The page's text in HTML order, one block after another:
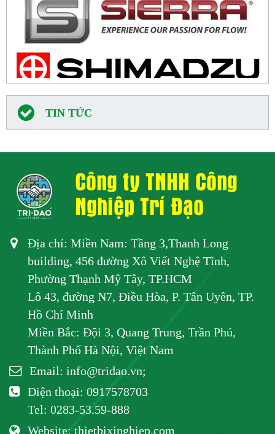
TIN TỨC
Công ty TNHH Công
Nghiệp Trí Đạo
Địa chỉ: Miền Nam: Tầng 3,Thanh Long
building, 456 đường Xô Viết Nghệ Tĩnh,
Phường Thạnh Mỹ Tây, TP.HCM
Lô 43, đường N7, Điều Hòa, P. Tân Uyên, TP.
Hồ Chí Minh
Miền Bắc: Đội 3, Quang Trung, Trần Phú,
Thành Phố Hà Nội, Việt Nam
Email: info@tridao.vn;
Điện thoại: 0917578703
Tel: 0283-53.59-888
Website: thietbixinghiep.com